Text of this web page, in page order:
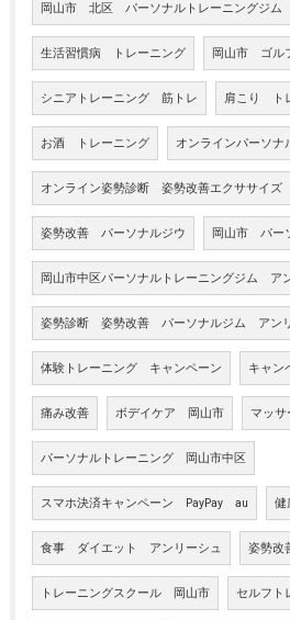
岡山市 北区 パーソナルトレーニングジム
生活習慣病 トレーニング 岡山市 ゴル
シニアトレーニング 筋トレ 肩こり ト
お酒 トレーニング オンラインパーソ
オンライン姿勢診断 姿勢改善エクササイズ
姿勢改善 パーソナルジウ 岡山市 パー
岡山市中区パーソナルトレーニングジム ア
姿勢診断 姿勢改善 パーソナルジム アン
体験トレーニング キャンペーン キャン
痛み改善 ボデイケア 岡山市 マッ
パーソナルトレーニング 岡山市中区
スマホ決済キャンペーン PayPay au 健
食事 ダイエット アンリーシュ 姿勢改
トレーニングスクール 岡山市 セルフ